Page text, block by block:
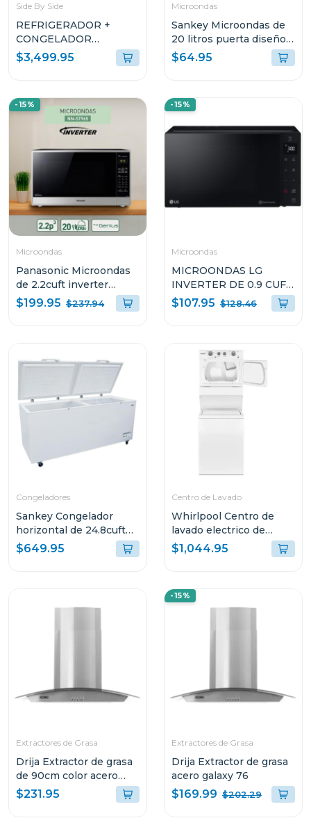
Side By Side
REFRIGERADOR +
CONGELADOR
WHIRLPOOL SIDEKICK
GEMELAS DE 36CUFT
KIT DE FABRICADOR
DE HIELO WM117
$3,499.95
Microondas
Sankey Microondas de
20 litros puerta diseño
espejo mw758
$64.95
-15%
Microondas
Panasonic Microondas
de 2.2cuft inverter
nnst965
$199.95 $237.94
-15%
Microondas
MICROONDAS LG
INVERTER DE 0.9 CUFT
NEOCHEF MS0936GIS
$107.95 $128.46
Congeladores
Sankey Congelador
horizontal de 24.8cuft
(aprox) 2871
$649.95
Centro de Lavado
Whirlpool Centro de
lavado electrico de
20kg(lavadora)
10kg(secadora)
$1,044.95
Extractores de Grasa
Drija Extractor de grasa
de 90cm color acero
galaxy 90
$231.95
-15%
Extractores de Grasa
Drija Extractor de grasa
acero galaxy 76
$169.99 $202.29